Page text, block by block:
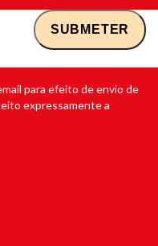
para efeito de envio de
expressamente a